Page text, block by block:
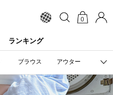
0
ランキング
ブラウス アウター